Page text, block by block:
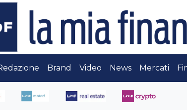
Brand Video News Mercati